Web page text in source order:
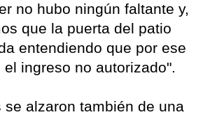
no hubo ningún faltante y,
que la puerta del patio
entendiendo que por ese
ingreso no autorizado".
se alzaron también de una